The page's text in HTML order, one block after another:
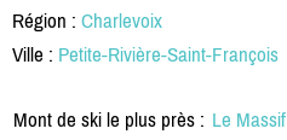
Région : Charlevoix
Ville : Petite-Rivière-Saint-François
Mont de ski le plus près : Le Massif